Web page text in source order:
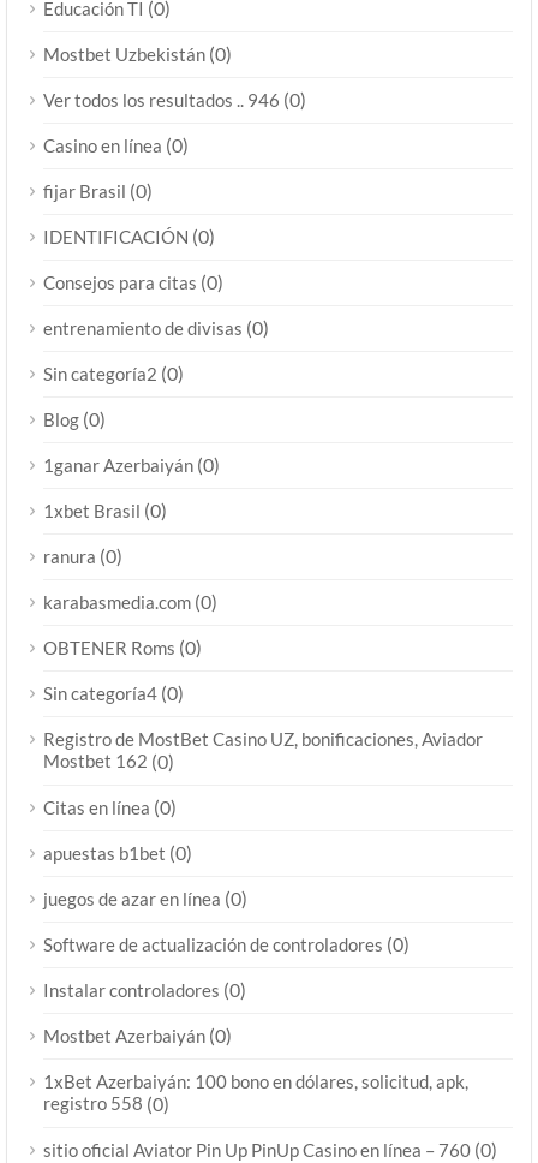
Educación TI (0)
Mostbet Uzbekistán (0)
Ver todos los resultados .. 946 (0)
Casino en línea (0)
fijar Brasil (0)
IDENTIFICACIÓN (0)
Consejos para citas (0)
entrenamiento de divisas (0)
Sin categoría2 (0)
Blog (0)
1ganar Azerbaiyán (0)
1xbet Brasil (0)
ranura (0)
karabasmedia.com (0)
OBTENER Roms (0)
Sin categoría4 (0)
Registro de MostBet Casino UZ, bonificaciones, Aviador
Mostbet 162 (0)
Citas en línea (0)
apuestas b1bet (0)
juegos de azar en línea (0)
Software de actualización de controladores (0)
Instalar controladores (0)
Mostbet Azerbaiyán (0)
1xBet Azerbaiyán: 100 bono en dólares, solicitud, apk,
registro 558 (0)
sitio oficial Aviator Pin Up PinUp Casino en línea – 760 (0)